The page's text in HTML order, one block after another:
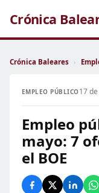
Crónica
Crónica Baleares ›
EMPLEO PÚBLICO17
Empleo
mayo: 7
el BOE